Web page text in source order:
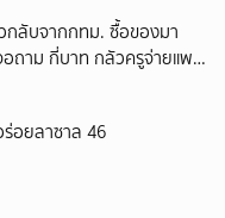
กลับจากกทม. ซื้อของมา
อถาม กี่บาท กลัวครูจ่ายแพง
ร่อยลาซาล 46